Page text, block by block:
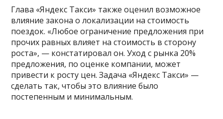
Глава «Яндекс Такси» также оценил возможное
влияние закона о локализации на стоимость
поездок. «Любое ограничение предложения при
прочих равных влияет на стоимость в сторону
роста», — констатировал он. Уход с рынка 20%
предложения, по оценке компании, может
привести к росту цен. Задача «Яндекс Такси» —
сделать так, чтобы это влияние было
постепенным и минимальным.